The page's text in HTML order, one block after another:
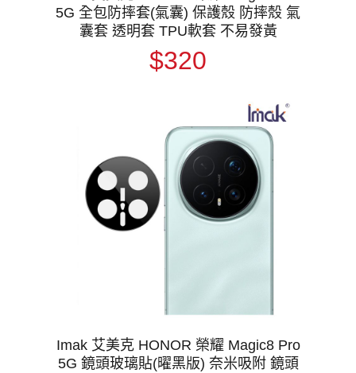
5G 全包防摔套(氣囊) 保護殼 防摔殼 氣
囊套 透明套 TPU軟套 不易發黃
$320
Imak 艾美克 HONOR 榮耀 Magic8 Pro
5G 鏡頭玻璃貼(曜黑版) 奈米吸附 鏡頭